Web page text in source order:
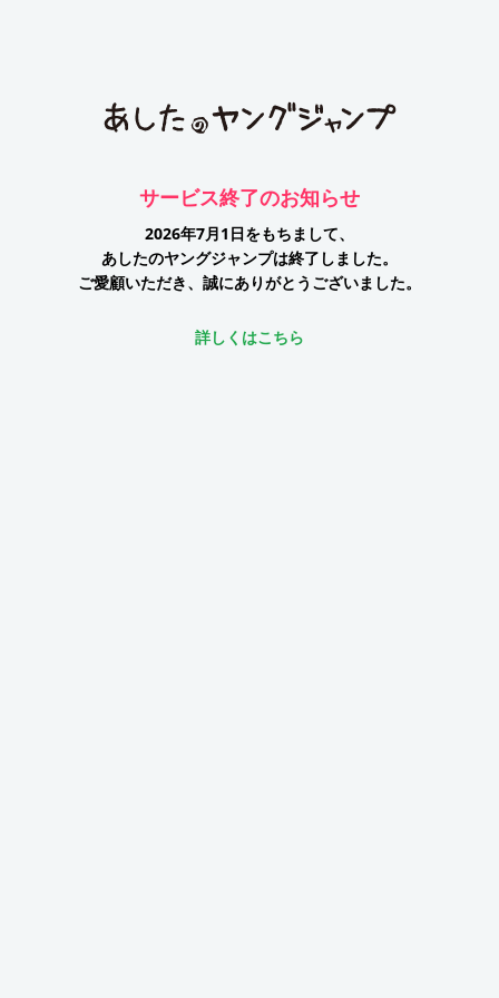
サービス終了のお知らせ
2026年7月1日をもちまして、
あしたのヤングジャンプは終了しました。
ご愛顧いただき、誠にありがとうございました。
詳しくはこちら